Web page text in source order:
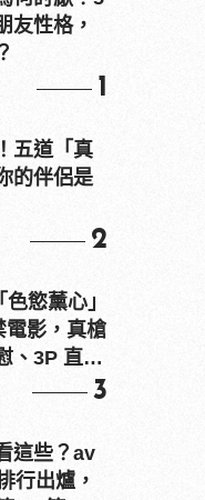
友性格，
1
五道「真
的伴侶是
2
慾薰心」
電影，真槍
、3P 直接
3
這些？av
行出爐，